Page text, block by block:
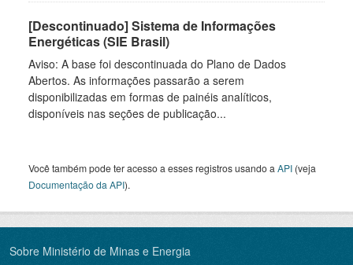
[Descontinuado] Sistema de Informações
Energéticas (SIE Brasil)
Aviso: A base foi descontinuada do Plano de Dados
Abertos. As informações passarão a serem
disponibilizadas em formas de painéis analíticos,
disponíveis nas seções de publicação...
Você também pode ter acesso a esses registros usando a API (veja
Documentação da API).
Sobre Ministério de Minas e Energia